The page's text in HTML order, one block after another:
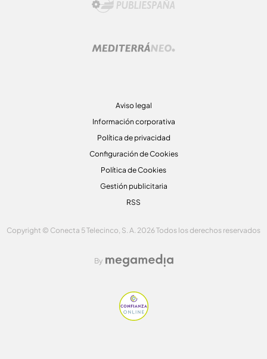
Aviso legal
Información corporativa
Política de privacidad
Configuración de Cookies
Política de Cookies
Gestión publicitaria
RSS
Copyright © Conecta 5 Telecinco, S. A. 2026 Todos los derechos reservados
By